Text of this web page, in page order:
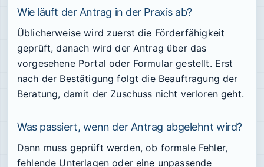
Wie läuft der Antrag in der Praxis ab?
Üblicherweise wird zuerst die Förderfähigkeit
geprüft, danach wird der Antrag über das
vorgesehene Portal oder Formular gestellt. Erst
nach der Bestätigung folgt die Beauftragung der
Beratung, damit der Zuschuss nicht verloren geht.
Was passiert, wenn der Antrag abgelehnt wird?
Dann muss geprüft werden, ob formale Fehler,
fehlende Unterlagen oder eine unpassende